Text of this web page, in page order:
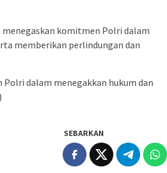
komitmen Polri dalam
memberikan perlindungan dan
Polri dalam menegakkan hukum dan
SEBARKAN